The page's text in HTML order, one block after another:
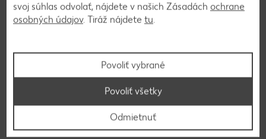
vrstvou krému a na vrstvy môžeme pridať aj
nakrájané broskyne alebo marhule.
Na vrch torty si necháme asi dve lyžice krému.
Dozdobíme ju ovocím a pred servírovaním
poriadne vychladíme.
svoj súhlas odvolať, nájdete v našich Zásadách ochrane
osobných údajov. Tiráž nájdete tu.
Povoliť vybrané
Odmietnuť
Povoliť všetky